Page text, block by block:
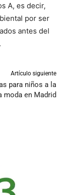
A, es decir,
por ser
antes del
Artículo siguiente
para niños a la
moda en Madrid